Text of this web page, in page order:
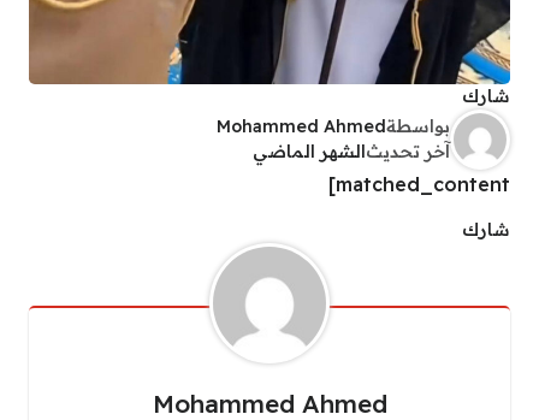
شارك
بواسطةMohammed Ahmed
آخر تحديثالشهر الماضي
matched_content]
شارك
Mohammed Ahmed